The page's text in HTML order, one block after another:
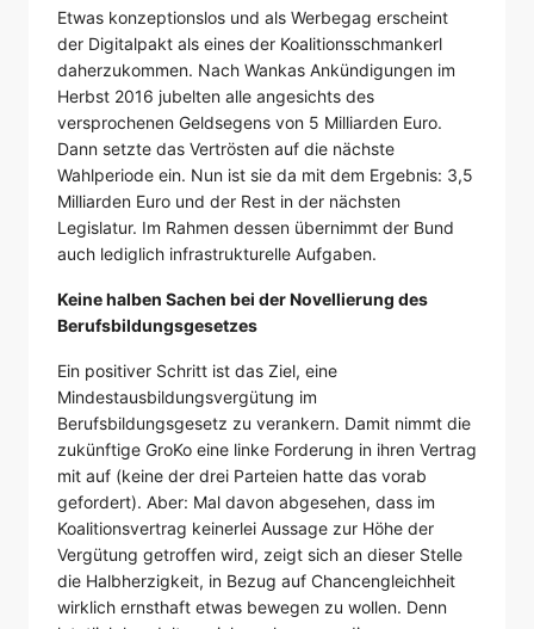
Etwas konzeptionslos und als Werbegag erscheint
der Digitalpakt als eines der Koalitionsschmankerl
daherzukommen. Nach Wankas Ankündigungen im
Herbst 2016 jubelten alle angesichts des
versprochenen Geldsegens von 5 Milliarden Euro.
Dann setzte das Vertrösten auf die nächste
Wahlperiode ein. Nun ist sie da mit dem Ergebnis: 3,5
Milliarden Euro und der Rest in der nächsten
Legislatur. Im Rahmen dessen übernimmt der Bund
auch lediglich infrastrukturelle Aufgaben.
Keine halben Sachen bei der Novellierung des
Berufsbildungsgesetzes
Ein positiver Schritt ist das Ziel, eine
Mindestausbildungsvergütung im
Berufsbildungsgesetz zu verankern. Damit nimmt die
zukünftige GroKo eine linke Forderung in ihren Vertrag
mit auf (keine der drei Parteien hatte das vorab
gefordert). Aber: Mal davon abgesehen, dass im
Koalitionsvertrag keinerlei Aussage zur Höhe der
Vergütung getroffen wird, zeigt sich an dieser Stelle
die Halbherzigkeit, in Bezug auf Chancengleichheit
wirklich ernsthaft etwas bewegen zu wollen. Denn